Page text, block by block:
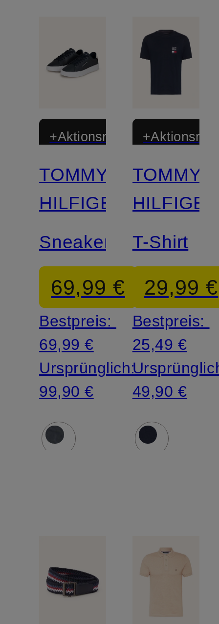
+Aktionsrabatt
TOMMY
HILFIGER
Sneaker
69,99 €
Bestpreis:
69,99 €
Ursprünglich:
99,90 €
TOMMY
T-Shirt
29,99 €
Bestpreis:
25,49 €
49,90 €